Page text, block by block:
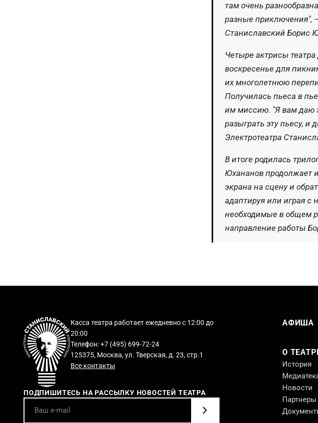
там очень
разные приключения",
Станиславский Борис
Четыре актрисы
воскресенье для
их многолетнюю
Получилась пьеса в
им миссию. "Я вам даю
разыграть эту пьесу, и
Электротеатра
В итоге родилась
Юхананов продолжает
экрана на сцену и
адаптируя или играя с
необходимые в общем
направление работы
Касса театра работает ежедневно с 12:00 до
20:00
Телефон: +7 (495) 699-72-24
125375, Москва, ул. Тверская, д. 23, стр.1
Все контакты
ПОДПИШИТЕСЬ НА РАССЫЛКУ НОВОСТЕЙ ТЕАТРА
АФИША
О
История
Новости
Партнеры